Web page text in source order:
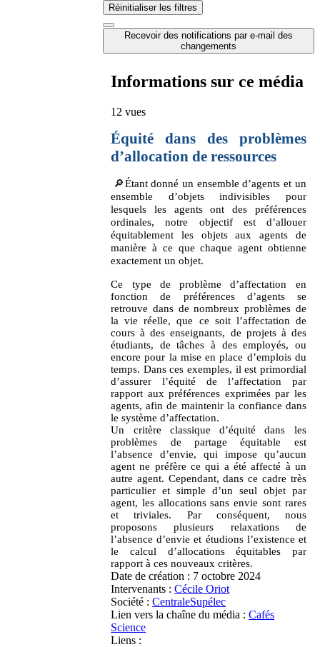
Réinitialiser les filtres
Recevoir des notifications par e-mail des
changements
Informations sur ce média
12 vues
Équité dans des problèmes
d’allocation de ressources
🔎Étant donné un ensemble d’agents et un
ensemble d’objets indivisibles pour
lesquels les agents ont des préférences
ordinales, notre objectif est d’allouer
équitablement les objets aux agents de
manière à ce que chaque agent obtienne
exactement un objet.
Ce type de problème d’affectation en
fonction de préférences d’agents se
retrouve dans de nombreux problèmes de
la vie réelle, que ce soit l’affectation de
cours à des enseignants, de projets à des
étudiants, de tâches à des employés, ou
encore pour la mise en place d’emplois du
temps. Dans ces exemples, il est primordial
d’assurer l’équité de l’affectation par
rapport aux préférences exprimées par les
agents, afin de maintenir la confiance dans
le système d’affectation.
Un critère classique d’équité dans les
problèmes de partage équitable est
l’absence d’envie, qui impose qu’aucun
agent ne préfère ce qui a été affecté à un
autre agent. Cependant, dans ce cadre très
particulier et simple d’un seul objet par
agent, les allocations sans envie sont rares
et triviales. Par conséquent, nous
proposons plusieurs relaxations de
l’absence d’envie et étudions l’existence et
le calcul d’allocations équitables par
rapport à ces nouveaux critères.
Date de création : 7 octobre 2024
Intervenants : Cécile Oriot
Société : CentraleSupélec
Lien vers la chaîne du média : Cafés
Science
Liens :